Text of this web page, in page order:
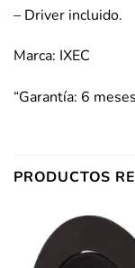
– Driver incluido.
Marca: IXEC
“Garantía: 6
PRODUCTOS